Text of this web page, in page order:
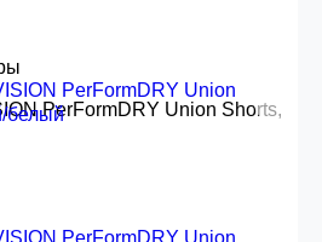
PerFormDRY Union Shorts,